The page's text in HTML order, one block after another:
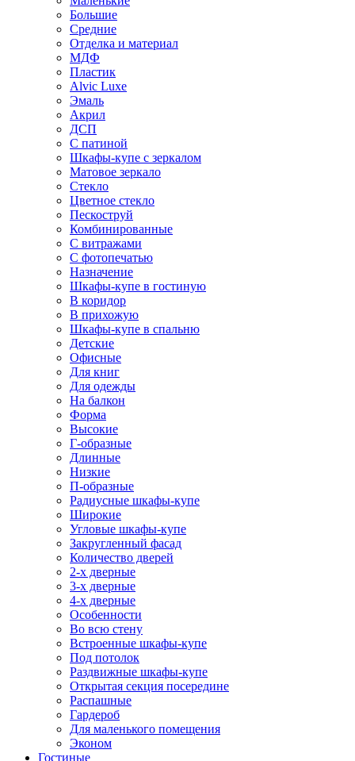
Большие
Средние
Отделка и материал
МДФ
Пластик
Alvic Luxe
Эмаль
Акрил
ДСП
С патиной
Шкафы-купе с зеркалом
Матовое зеркало
Стекло
Цветное стекло
Пескоструй
Комбинированные
С витражами
С фотопечатью
Назначение
Шкафы-купе в гостиную
В коридор
В прихожую
Шкафы-купе в спальню
Детские
Офисные
Для книг
Для одежды
На балкон
Форма
Высокие
Г-образные
Длинные
Низкие
П-образные
Радиусные шкафы-купе
Широкие
Угловые шкафы-купе
Закругленный фасад
Количество дверей
2-х дверные
3-х дверные
4-х дверные
Особенности
Во всю стену
Встроенные шкафы-купе
Под потолок
Раздвижные шкафы-купе
Открытая секция посередине
Распашные
Гардероб
Для маленького помещения
Эконом
Гостиные